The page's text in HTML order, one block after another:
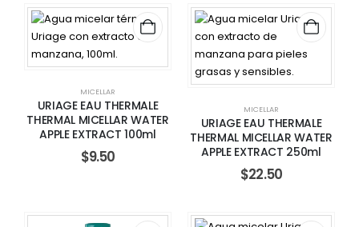
MICELLAR
URIAGE EAU THERMALE
THERMAL MICELLAR WATER
APPLE EXTRACT 100ml
$9.50
MICELLAR
URIAGE EAU THERMALE
THERMAL MICELLAR WATER
APPLE EXTRACT 250ml
$22.50